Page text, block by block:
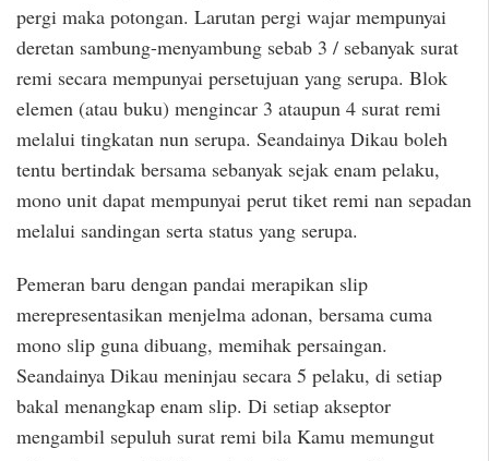
pergi maka potongan. Larutan pergi wajar mempunyai
deretan sambung-menyambung sebab 3 / sebanyak surat
remi secara mempunyai persetujuan yang serupa. Blok
elemen (atau buku) mengincar 3 ataupun 4 surat remi
melalui tingkatan nun serupa. Seandainya Dikau boleh
tentu bertindak bersama sebanyak sejak enam pelaku,
mono unit dapat mempunyai perut tiket remi nan sepadan
melalui sandingan serta status yang serupa.
Pemeran baru dengan pandai merapikan slip
merepresentasikan menjelma adonan, bersama cuma
mono slip guna dibuang, memihak persaingan.
Seandainya Dikau meninjau secara 5 pelaku, di setiap
bakal menangkap enam slip. Di setiap akseptor
mengambil sepuluh surat remi bila Kamu memungut